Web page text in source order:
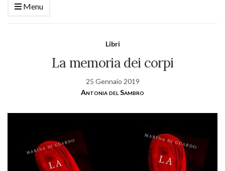
Menu
Libri
La memoria dei corpi
25 Gennaio 2019
Antonia del Sambro